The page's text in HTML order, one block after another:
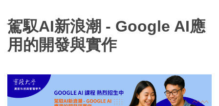
駕馭AI新浪潮 - Google AI應
用的開發與實作